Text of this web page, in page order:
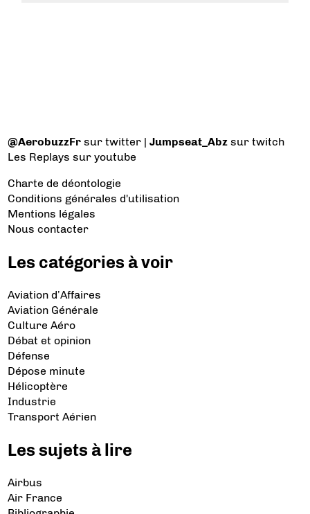
@AerobuzzFr sur twitter |Jumpseat_Abz sur twitch
Les Replays sur youtube
Charte de déontologie
Conditions générales d'utilisation
Mentions légales
Nous contacter
Les catégories à voir
Aviation d’Affaires
Aviation Générale
Culture Aéro
Débat et opinion
Défense
Dépose minute
Hélicoptère
Industrie
Transport Aérien
Les sujets à lire
Airbus
Air France